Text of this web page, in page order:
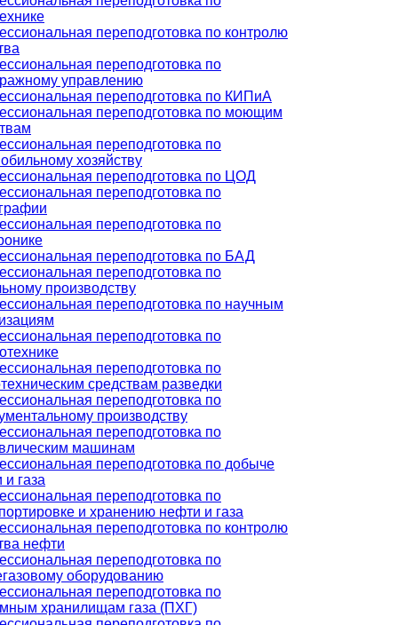
переподготовка по контролю
переподготовка по
управлению
переподготовка по КИПиА
переподготовка по моющим
переподготовка по
хозяйству
переподготовка по ЦОД
переподготовка по
переподготовка по
переподготовка по БАД
переподготовка по
производству
переподготовка по научным
переподготовка по
переподготовка по
средствам разведки
переподготовка по
производству
переподготовка по
машинам
переподготовка по добыче
газа
переподготовка по
и хранению нефти и газа
переподготовка по контролю
нефти
переподготовка по
оборудованию
переподготовка по
хранилищам газа (ПХГ)